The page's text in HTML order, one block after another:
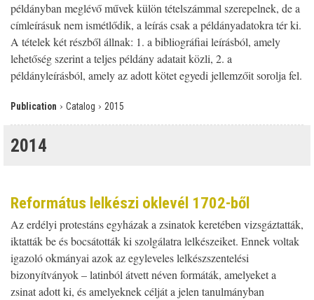
példányban meglévő művek külön tételszámmal szerepelnek, de a
címleírásuk nem ismétlődik, a leírás csak a példányadatokra tér ki.
A tételek két részből állnak: 1. a bibliográfiai leírásból, amely
lehetőség szerint a teljes példány adatait közli, 2. a
példányleírásból, amely az adott kötet egyedi jellemzőit sorolja fel.
Publication › Catalog › 2015
2014
Református lelkészi oklevél 1702-ből
Az erdélyi protestáns egyházak a zsinatok keretében vizsgáztatták,
iktatták be és bocsátották ki szolgálatra lelkészeiket. Ennek voltak
igazoló okmányai azok az egyleveles lelkészszentelési
bizonyítványok – latinból átvett néven formáták, amelyeket a
zsinat adott ki, és amelyeknek célját a jelen tanulmányban